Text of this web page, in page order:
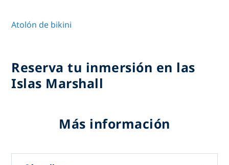
Atolón de bikini
Reserva tu inmersión en las
Islas Marshall
Más información